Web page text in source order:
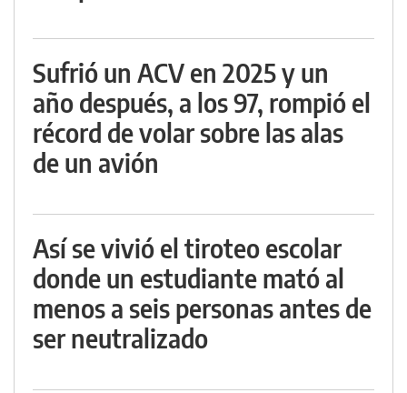
Sufrió un ACV en 2025 y un
año después, a los 97, rompió el
récord de volar sobre las alas
de un avión
Así se vivió el tiroteo escolar
donde un estudiante mató al
menos a seis personas antes de
ser neutralizado